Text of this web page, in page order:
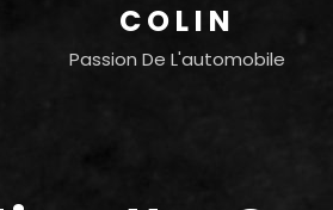
COLIN
Passion De L'automobile